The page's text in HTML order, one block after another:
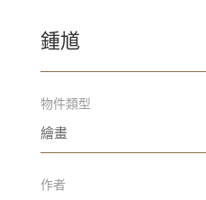
鍾馗
物件類型
繪畫
作者